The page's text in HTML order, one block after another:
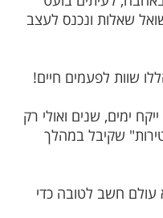
ערך לתת לך
הסטירה הזו
אָנִי"
חששם שמא